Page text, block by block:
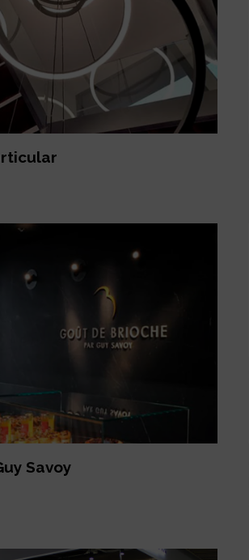
Savoy